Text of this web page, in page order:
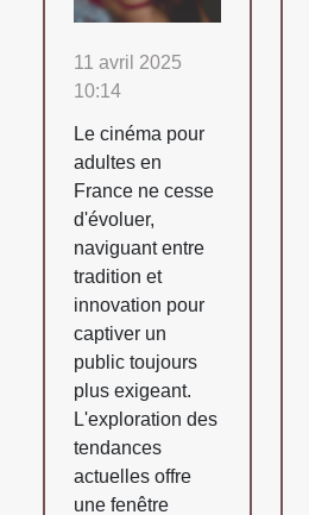
11 avril 2025
10:14
Le cinéma pour
adultes en
France ne cesse
d'évoluer,
naviguant entre
tradition et
innovation pour
captiver un
public toujours
plus exigeant.
L'exploration des
tendances
actuelles offre
une fenêtre